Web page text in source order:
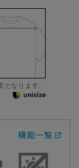
なります。
機能一覧